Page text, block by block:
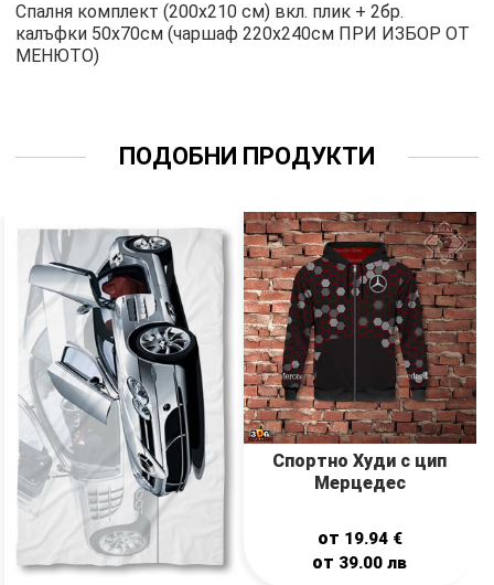
Спалня комплект (200х210 см) вкл. плик + 2бр.
калъфки 50х70см (чаршаф 220х240см ПРИ ИЗБОР ОТ
МЕНЮТО)
ПОДОБНИ ПРОДУКТИ
Спортно Худи с цип
Мерцедес
от 19.94 €
от 39.00лв